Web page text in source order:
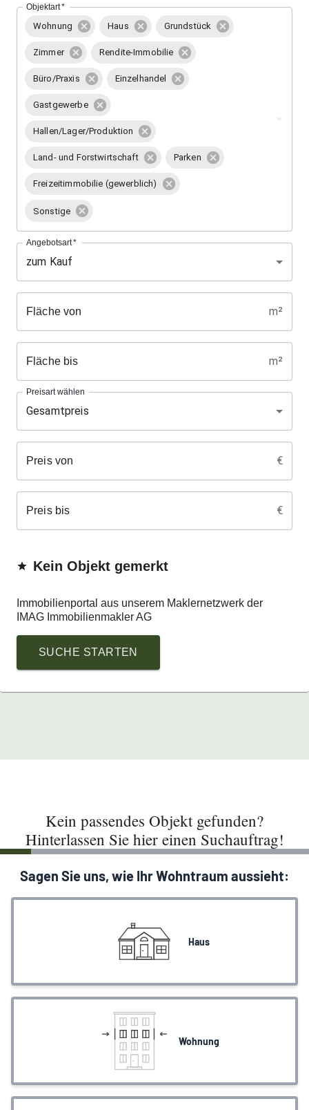
Objektart*
Wohnung Haus Grundstück
Zimmer Rendite-Immobilie
Büro/Praxis Einzelhandel
Gastgewerbe
Hallen/Lager/Produktion
Land- und Forstwirtschaft Parken
Freizeitimmobilie (gewerblich)
Sonstige
Angebotsart*
zum Kauf
Fläche von m²
Fläche bis m²
Preisart wählen
Gesamtpreis
Preis von €
Preis bis €
Kein Objekt gemerkt
Immobilienportal aus unserem Maklernetzwerk der
IMAG Immobilienmakler AG
SUCHE STARTEN
Kein passendes Objekt gefunden?
Hinterlassen Sie hier einen Suchauftrag!